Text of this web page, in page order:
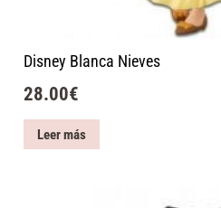
Disney Blanca Nieves
28.00€
Leer más